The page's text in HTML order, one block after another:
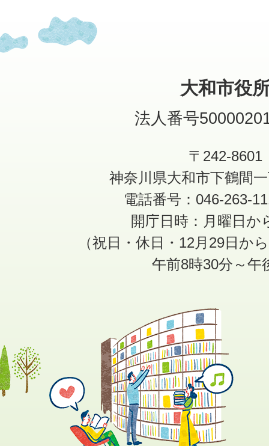
大和市役
法人番号
〒242-8601
神奈川県大和市下鶴間
電話番号：046-263-
開庁日時：月曜日か
（祝日・休日・12月29日か
午前8時30分～午